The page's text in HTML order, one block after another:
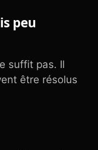
peu
suffit pas. Il
être résolus